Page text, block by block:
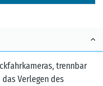
trennbar
Verlegen des